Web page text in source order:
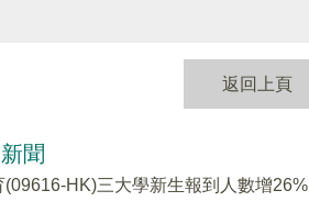
返回上頁
聞
(09616-HK)三大學新生報到人數增26%